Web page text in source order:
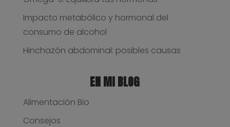
Impacto metabólico y hormonal del
consumo de alcohol
Hinchazón abdominal: posibles causas
EN MI BLOG
Alimentación Bio
Consejos